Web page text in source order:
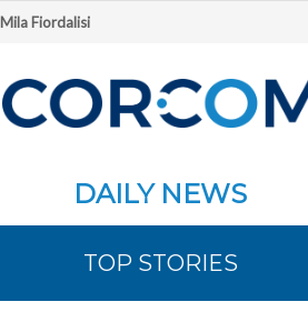
Mila Fiordalisi
DAILY NEWS
TOP STORIES